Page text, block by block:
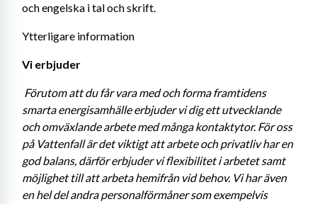
och engelska i tal och skrift.
Ytterligare information
Vi erbjuder
Förutom att du får vara med och forma framtidens
smarta energisamhälle erbjuder vi dig ett utvecklande
och omväxlande arbete med många kontaktytor. För oss
på Vattenfall är det viktigt att arbete och privatliv har en
god balans, därför erbjuder vi flexibilitet i arbetet samt
möjlighet till att arbeta hemifrån vid behov. Vi har även
en hel del andra personalförmåner som exempelvis